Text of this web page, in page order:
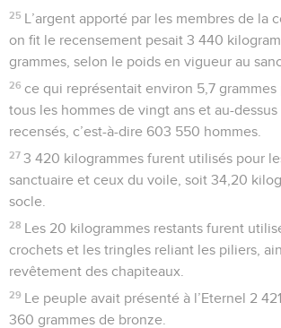
25 L’argent apporté par les membres de la
on fit le recensement pesait 3 440
grammes, selon le poids en vigueur au
26 ce qui représentait environ 5,7
tous les hommes de vingt ans et au-
recensés, c’est-à-dire 603 550 hommes.
27 3 420 kilogrammes furent utilisés pour
sanctuaire et ceux du voile, soit 34,20
socle.
28 Les 20 kilogrammes restants furent
crochets et les tringles reliant les piliers,
revêtement des chapiteaux.
29 Le peuple avait présenté à l’Eternel 2
360 grammes de bronze.